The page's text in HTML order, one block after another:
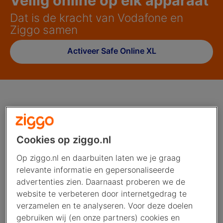
Dat is de kracht van Vodafone en
Ziggo samen
Activeer Safe Online XL
Cookies op ziggo.nl
Op ziggo.nl en daarbuiten laten we je graag
relevante informatie en gepersonaliseerde
advertenties zien. Daarnaast proberen we de
website te verbeteren door internetgedrag te
verzamelen en te analyseren. Voor deze doelen
gebruiken wij (en onze partners) cookies en